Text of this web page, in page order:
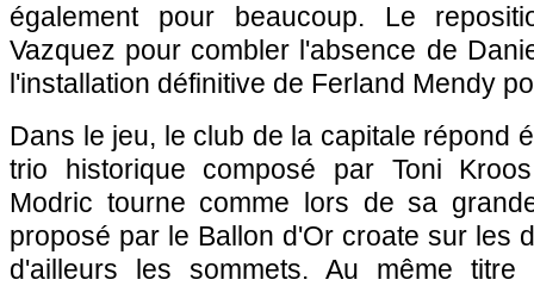
également pour beaucoup. Le
Vazquez pour combler l'absence de
l'installation définitive de Ferland Mendy
Dans le jeu, le club de la capitale répond
trio historique composé par Toni
Modric tourne comme lors de sa
proposé par le Ballon d'Or croate sur les
d'ailleurs les sommets. Au même